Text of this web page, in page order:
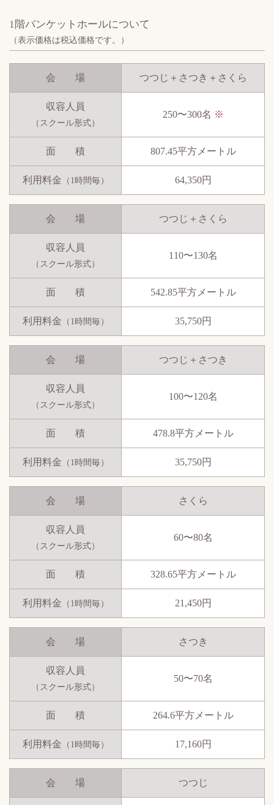
1階バンケットホールについて
（表示価格は税込価格です。）
会 場 つつじ＋さつき＋さくら
収容人員
（スクール形式）
250〜300名 ※
面 積 807.45平方メートル
利用料金 （1時間毎） 64,350円
会 場 つつじ＋さくら
収容人員
（スクール形式）
110〜130名
面 積 542.85平方メートル
利用料金 （1時間毎） 35,750円
会 場 つつじ＋さつき
収容人員
（スクール形式）
100〜120名
面 積 478.8平方メートル
利用料金 （1時間毎） 35,750円
会 場 さくら
収容人員
（スクール形式）
60〜80名
面 積 328.65平方メートル
利用料金 （1時間毎） 21,450円
会 場 さつき
収容人員
（スクール形式）
50〜70名
面 積 264.6平方メートル
利用料金 （1時間毎） 17,160円
会 場 つつじ